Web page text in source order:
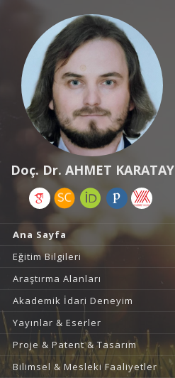
Doç. Dr. AHMET KARATAY
Ana Sayfa
Eğitim Bilgileri
Araştırma Alanları
Akademik İdari Deneyim
Yayınlar & Eserler
Proje & Patent & Tasarım
Bilimsel & Mesleki Faaliyetler